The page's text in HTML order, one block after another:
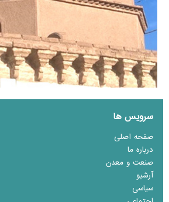
سرویس ها
صفحه اصلی
درباره ما
صنعت و معدن
آرشیو
سیاسی